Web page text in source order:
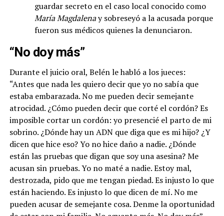
guardar secreto en el caso local conocido como
María Magdalenay sobreseyó a la acusada porque
fueron sus médicos quienes la denunciaron.
“No doy más”
Durante el juicio oral, Belén le habló a los jueces:
“Antes que nada les quiero decir que yo no sabía que
estaba embarazada. No me pueden decir semejante
atrocidad. ¿Cómo pueden decir que corté el cordón? Es
imposible cortar un cordón: yo presencié el parto de mi
sobrino. ¿Dónde hay un ADN que diga que es mi hijo? ¿Y
dicen que hice eso? Yo no hice daño a nadie. ¿Dónde
están las pruebas que digan que soy una asesina? Me
acusan sin pruebas. Yo no maté a nadie. Estoy mal,
destrozada, pido que me tengan piedad. Es injusto lo que
están haciendo. Es injusto lo que dicen de mí. No me
pueden acusar de semejante cosa. Denme la oportunidad